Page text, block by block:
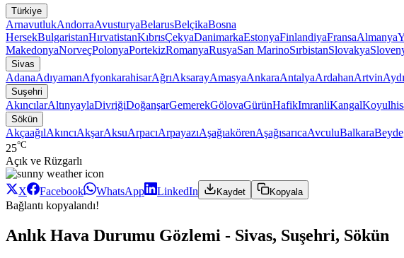
Türkiye
ArnavutlukAndorraAvusturyaBelarusBelçikaBosna
HersekBulgaristanHırvatistanKıbrısÇekyaDanimarkaEstonyaFinlandiyaFransaAlmanya
MakedonyaNorveçPolonyaPortekizRomanyaRusyaSan MarinoSırbistanSlovakya
Sivas
AdanaAdıyamanAfyonkarahisarAğrıAksarayAmasyaAnkaraAntalyaArdahanArtvin
Suşehri
AkıncılarAltınyaylaDivriğiDoğanşarGemerekGölovaGürünHafikImranliKangal
Sökün
AkçaağılAkıncıAkşarAksuArpacıArpayazıAşağıakörenAşağısarıcaAvculuBalkara
25°C
Açık ve Rüzgarlı
X Facebook WhatsApp LinkedIn Kaydet Kopyala
Bağlantı kopyalandı!
Anlık Hava Durumu Gözlemi - Sivas, Suşehri, Sökün